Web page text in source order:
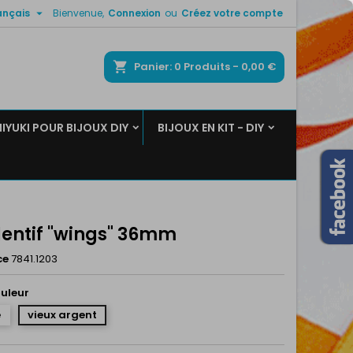
Bienvenue, Connexion ou Créez votre compte

Panier 0 Produits - 0,00 €
POUR BIJOUX DIY BIJOUX EN KIT - DIY
"wings" 36mm
7841.1203
vieux argent